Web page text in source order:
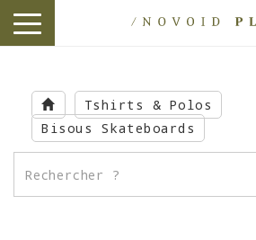
main
content
toggle
Tshirts & Polos
Bisous Skateboards